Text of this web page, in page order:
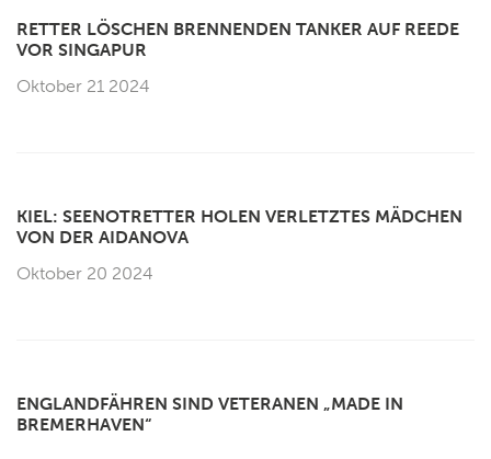
RETTER LÖSCHEN BRENNENDEN TANKER AUF REEDE
VOR SINGAPUR
Oktober 21 2024
KIEL: SEENOTRETTER HOLEN VERLETZTES MÄDCHEN
VON DER AIDANOVA
Oktober 20 2024
ENGLANDFÄHREN SIND VETERANEN „MADE IN
BREMERHAVEN“